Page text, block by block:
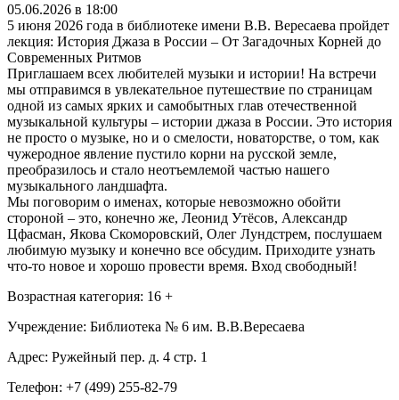
05.06.2026 в 18:00
5 июня 2026 года в библиотеке имени В.В. Вересаева пройдет
лекция: История Джаза в России – От Загадочных Корней до
Современных Ритмов
Приглашаем всех любителей музыки и истории! На встречи
мы отправимся в увлекательное путешествие по страницам
одной из самых ярких и самобытных глав отечественной
музыкальной культуры – истории джаза в России. Это история
не просто о музыке, но и о смелости, новаторстве, о том, как
чужеродное явление пустило корни на русской земле,
преобразилось и стало неотъемлемой частью нашего
музыкального ландшафта.
Мы поговорим о именах, которые невозможно обойти
стороной – это, конечно же, Леонид Утёсов, Александр
Цфасман, Якова Скоморовский, Олег Лундстрем, послушаем
любимую музыку и конечно все обсудим. Приходите узнать
что-то новое и хорошо провести время. Вход свободный!
Возрастная категория: 16 +
Учреждение: Библиотека № 6 им. В.В.Вересаева
Адрес: Ружейный пер. д. 4 стр. 1
Телефон: +7 (499) 255-82-79